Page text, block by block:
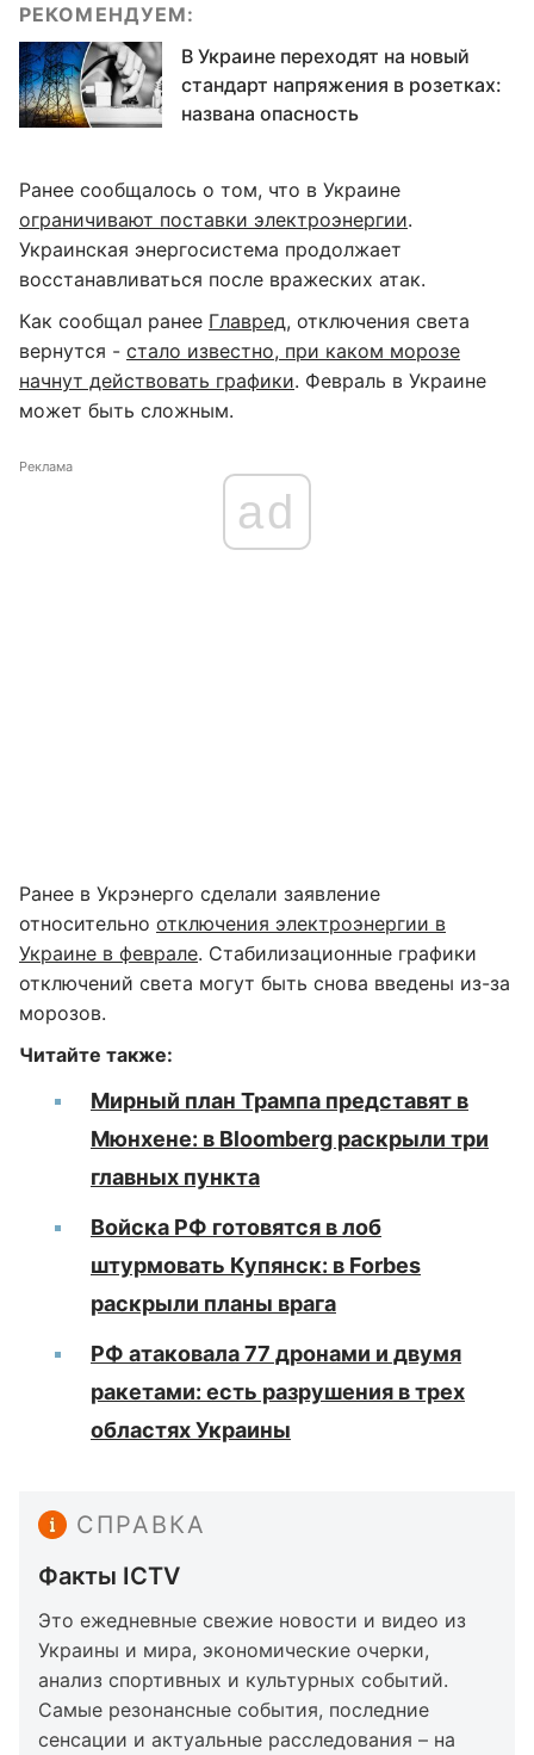
РЕКОМЕНДУЕМ:
В Украине переходят на новый
стандарт напряжения в розетках:
названа опасность
Ранее сообщалось о том, что в Украине
ограничивают поставки электроэнергии.
Украинская энергосистема продолжает
восстанавливаться после вражеских атак.
Как сообщал ранее Главред, отключения света
вернутся - стало известно, при каком морозе
начнут действовать графики. Февраль в Украине
может быть сложным.
Реклама
ad
Ранее в Укрэнерго сделали заявление
относительно отключения электроэнергии в
Украине в феврале. Стабилизационные графики
отключений света могут быть снова введены из-за
морозов.
Читайте также:
Мирный план Трампа представят в
Мюнхене: в Bloomberg раскрыли три
главных пункта
Войска РФ готовятся в лоб
штурмовать Купянск: в Forbes
раскрыли планы врага
РФ атаковала 77 дронами и двумя
ракетами: есть разрушения в трех
областях Украины
СПРАВКА
Факты ICTV
Это ежедневные свежие новости и видео из
Украины и мира, экономические очерки,
анализ спортивных и культурных событий.
Самые резонансные события, последние
сенсации и актуальные расследования – на